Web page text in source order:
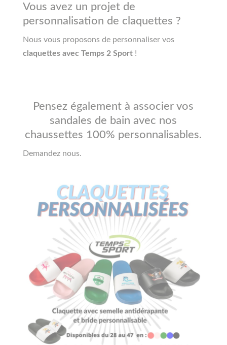
Vous avez un projet de
personnalisation de claquettes ?
Nous vous proposons de personnaliser vos
claquettes avec Temps 2 Sport !
Pensez également à associer vos
sandales de bain avec nos
chaussettes 100% personnalisables.
Demandez nous.